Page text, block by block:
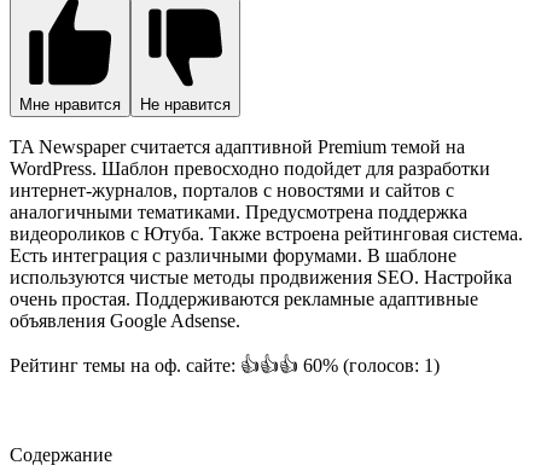
Мне нравится Не нравится
TA Newspaper считается адаптивной Premium темой на
WordPress. Шаблон превосходно подойдет для разработки
интернет-журналов, порталов с новостями и сайтов с
аналогичными тематиками. Предусмотрена поддержка
видеороликов с Ютуба. Также встроена рейтинговая система.
Есть интеграция с различными форумами. В шаблоне
используются чистые методы продвижения SEO. Настройка
очень простая. Поддерживаются рекламные адаптивные
объявления Google Adsense.
Рейтинг темы на оф. сайте: 👍👍👍 60% (голосов: 1)
Содержание